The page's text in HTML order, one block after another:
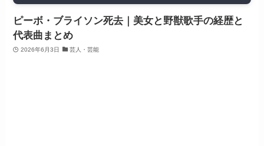
ピーボ・ブライソン死去｜美女と野獣歌手の経歴と
代表曲まとめ
2026年6月3日 芸人・芸能